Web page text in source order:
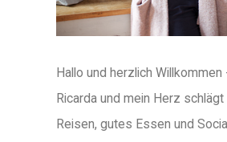
Hallo und herzlich Willkommen
Ricarda und mein Herz
Reisen, gutes Essen und